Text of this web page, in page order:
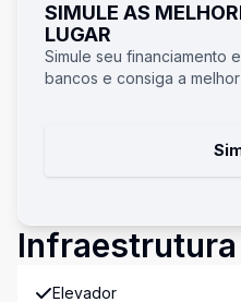
SIMULE AS
LUGAR
Simule seu financiamento
bancos e consiga a
Infraestrutura
Elevador